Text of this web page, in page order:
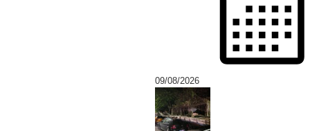
09/08/2026